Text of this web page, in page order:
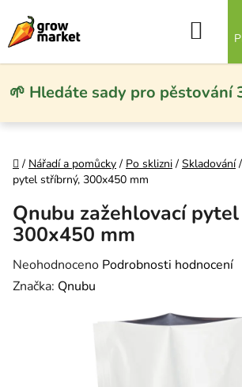
🌱 Hledáte sady pro pěstování
Domů
/ Nářadí a pomůcky / Po sklizni / Skladování /
pytel stříbrný, 300x450 mm
Qnubu zažehlovací
300x450 mm
Průměrné hodnocení produktu je 0,0 z 5
Neohodnoceno Podrobnosti hodnocení
Značka: Qnubu